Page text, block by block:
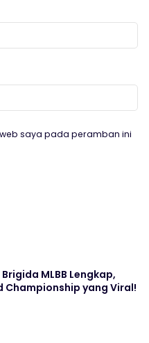
saya pada peramban ini
MLBB Lengkap,
Championship yang Viral!